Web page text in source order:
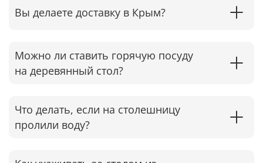
Вы делаете доставку в Крым?
Можно ли ставить горячую посуду
на деревянный стол?
Что делать, если на столешницу
пролили воду?